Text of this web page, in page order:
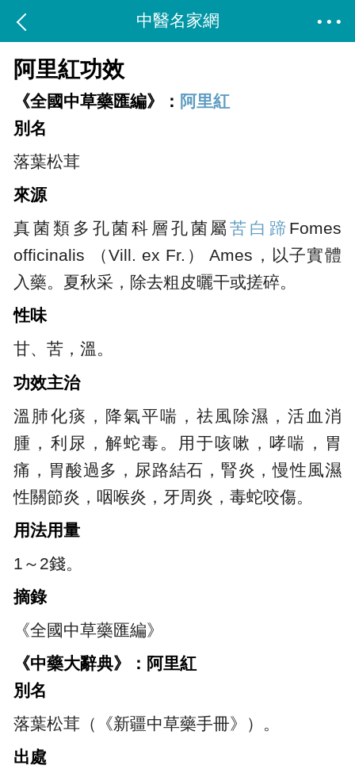
中醫名家網
阿里紅功效
《全國中草藥匯編》： 阿里紅
別名
落葉松茸
來源
真菌類多孔菌科層孔菌屬苦白蹄 Fomes
officinalis （Vill. ex Fr.） Ames，以子實體
入藥。夏秋采，除去粗皮曬干或搓碎。
性味
甘、苦，溫。
功效主治
溫肺化痰，降氣平喘，祛風除濕，活血消
腫，利尿，解蛇毒。用于咳嗽，哮喘，胃
痛，胃酸過多，尿路結石，腎炎，慢性風濕
性關節炎，咽喉炎，牙周炎，毒蛇咬傷。
用法用量
1～2錢。
摘錄
《全國中草藥匯編》
《中藥大辭典》：阿里紅
別名
落葉松茸（《新疆中草藥手冊》）。
出處